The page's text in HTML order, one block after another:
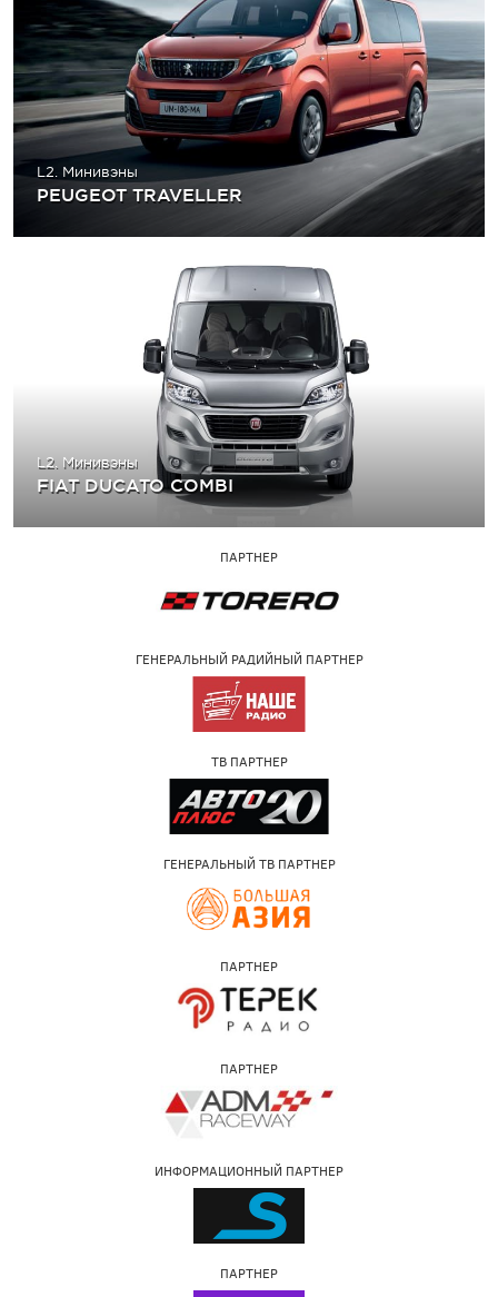
L2. Минивэны
PEUGEOT TRAVELLER
L2. Минивэны
FIAT DUCATO COMBI
ПАРТНЕР
ГЕНЕРАЛЬНЫЙ РАДИЙНЫЙ ПАРТНЕР
ТВ ПАРТНЕР
ГЕНЕРАЛЬНЫЙ ТВ ПАРТНЕР
ПАРТНЕР
ПАРТНЕР
ИНФОРМАЦИОННЫЙ ПАРТНЕР
ПАРТНЕР